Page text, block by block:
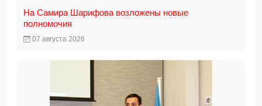
На Самира Шарифова возложены новые
полномочия
07 августа 2026